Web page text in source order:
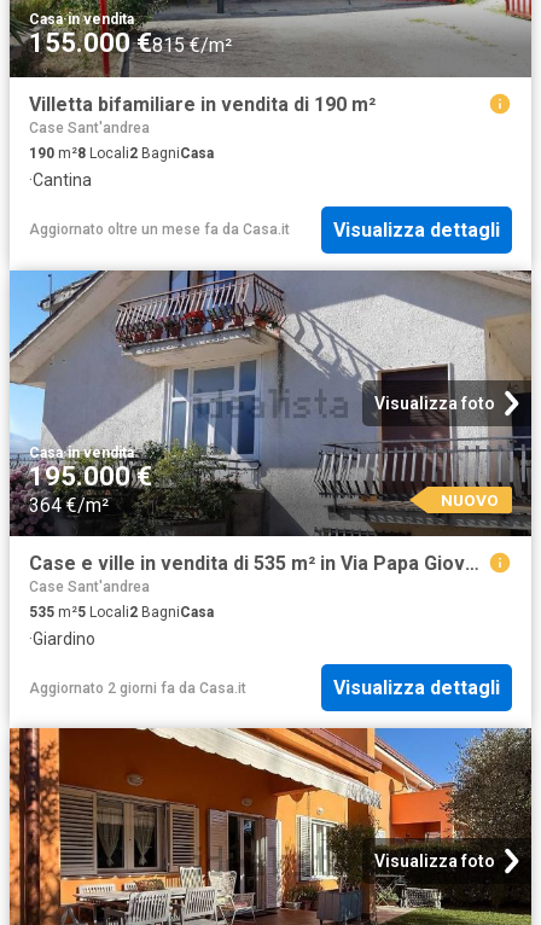
Casa·in vendita
155.000 €815 €/m²
Villetta bifamiliare in vendita di 190 m²
Case Sant'andrea
190 m²8 Locali2 BagniCasa
·Cantina
Aggiornato oltre un mese fa da Casa.it Visualizza dettagli
Visualizza foto
Casa·in vendita
195.000 €
364 €/m² NUOVO
Case e ville in vendita di 535 m² in Via Papa Giovanni Paolo II
Case Sant'andrea
535 m²5 Locali2 BagniCasa
·Giardino
Aggiornato 2 giorni fa da Casa.it Visualizza dettagli
Visualizza foto